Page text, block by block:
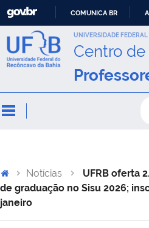
IR
COMUNICA BR
UNIVERSIDADE
Centro de
Notícias
UFRB oferta
de graduação no Sisu 2026;
janeiro